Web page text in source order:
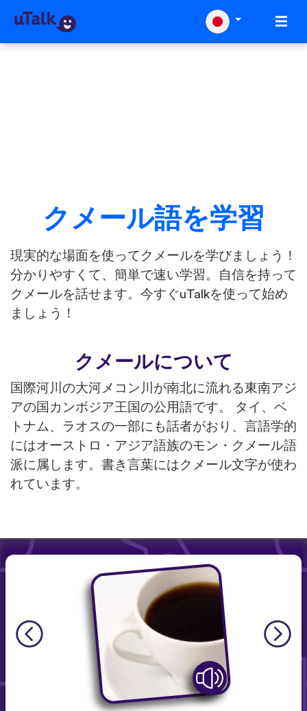
クメール語を学習
現実的な場面を使ってクメールを学びましょう！
分かりやすくて、簡単で速い学習。自信を持って
クメールを話せます。今すぐuTalkを使って始め
ましょう！
クメールについて
国際河川の大河メコン川が南北に流れる東南アジ
アの国カンボジア王国の公用語です。 タイ、ベ
トナム、ラオスの一部にも話者がおり、言語学的
にはオーストロ・アジア語族のモン・クメール語
派に属します。書き言葉にはクメール文字が使わ
れています。